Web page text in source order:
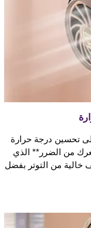
تحسين درجة حرارة
من الضرر** الذي
خالية من التوتر بفضل